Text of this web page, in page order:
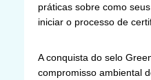
práticas sobre como
iniciar o processo de
A conquista do selo
compromisso ambiental